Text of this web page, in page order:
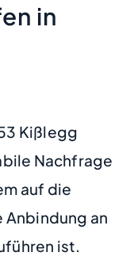
in
Kißlegg
Nachfrage
auf die
an
ist.